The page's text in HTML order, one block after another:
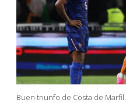
Buen triunfo de Costa de Marfil.